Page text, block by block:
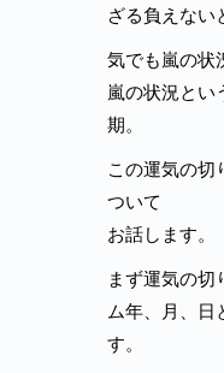
ざる負えない
気でも嵐の状
嵐の状況とい
期。
この運気の切
ついて
お話します。
まず運気の
ム年、月、日
す。